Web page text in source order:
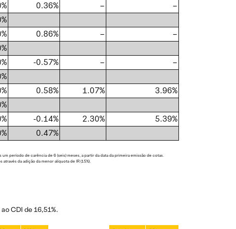
0.36% –
–
0.86% –
–
-0.57% –
–
0.58% 1.07%
3.96%
-0.14% 2.30%
5.39%
0.47%
período de carência de 6 (seis) meses, a partir da data da primeira emissão de cotas.
da adição da menor alíquota de IR (15%).
CDI de 16,51%.